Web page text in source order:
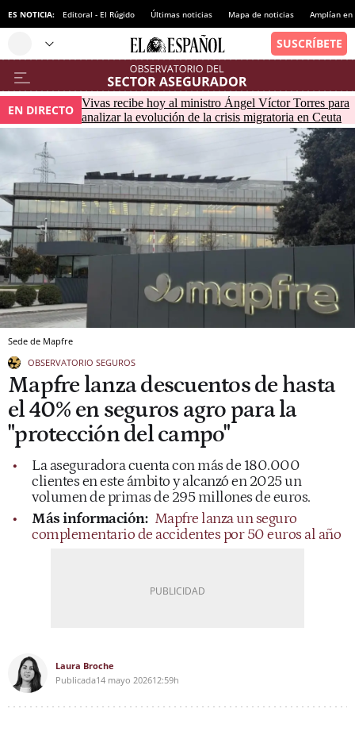
ES NOTICIA: Editoral - El Rúgido Últimas noticias Mapa de noticias Amplían
EN DIRECTO Vivas recibe hoy al ministro Ángel Víctor Torres para
analizar la evolución de la crisis migratoria en Ceuta
Sede de Mapfre
OBSERVATORIO SEGUROS
Mapfre lanza descuentos de hasta
el 40% en seguros agro para la
"protección del campo"
La aseguradora cuenta con más de 180.000
clientes en este ámbito y alcanzó en 2025 un
volumen de primas de 295 millones de euros.
Más información: Mapfre lanza un seguro
complementario de accidentes por 50 euros al año
Laura Broche
Publicada14 mayo 202612:59h